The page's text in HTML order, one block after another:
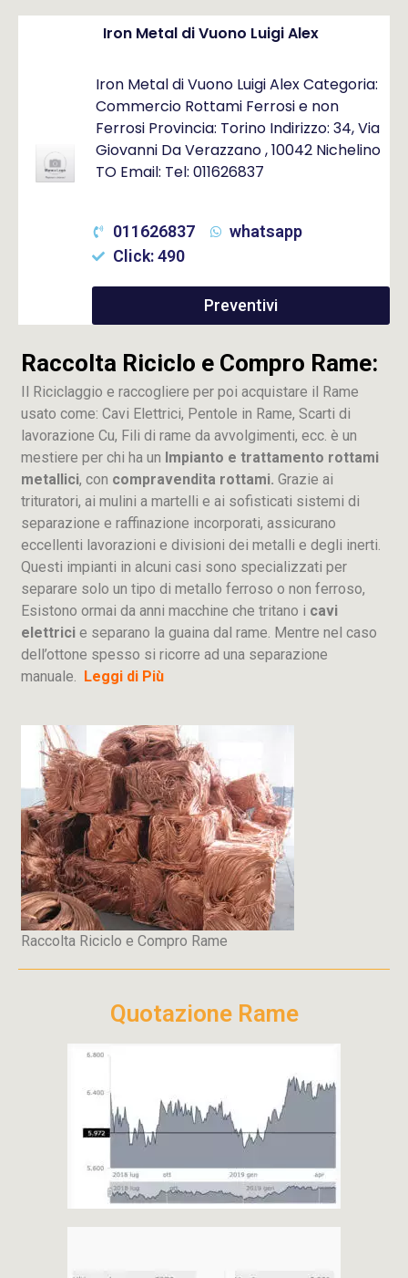
Iron Metal di Vuono Luigi Alex
Iron Metal di Vuono Luigi Alex Categoria:
Commercio Rottami Ferrosi e non
Ferrosi Provincia: Torino Indirizzo: 34, Via
Giovanni Da Verazzano , 10042 Nichelino
TO Email: Tel: 011626837
011626837
whatsapp
Click: 490
Preventivi
Raccolta Riciclo e Compro Rame:
Il Riciclaggio e raccogliere per poi acquistare il Rame
usato come: Cavi Elettrici, Pentole in Rame, Scarti di
lavorazione Cu, Fili di rame da avvolgimenti, ecc. è un
mestiere per chi ha un Impianto e trattamento rottami
metallici, con compravendita rottami. Grazie ai
trituratori, ai mulini a martelli e ai sofisticati sistemi di
separazione e raffinazione incorporati, assicurano
eccellenti lavorazioni e divisioni dei metalli e degli inerti.
Questi impianti in alcuni casi sono specializzati per
separare solo un tipo di metallo ferroso o non ferroso,
Esistono ormai da anni macchine che tritano i cavi
elettrici e separano la guaina dal rame. Mentre nel caso
dell’ottone spesso si ricorre ad una separazione
manuale. Leggi di Più
Raccolta Riciclo e Compro Rame
Quotazione Rame